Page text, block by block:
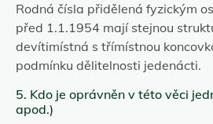
Rodná čísla přidělená fyzickým
před 1.1.1954 mají stejnou
devítimístná s třímístnou
podmínku dělitelnosti jedenácti.
5. Kdo je oprávněn v této věci
apod.)